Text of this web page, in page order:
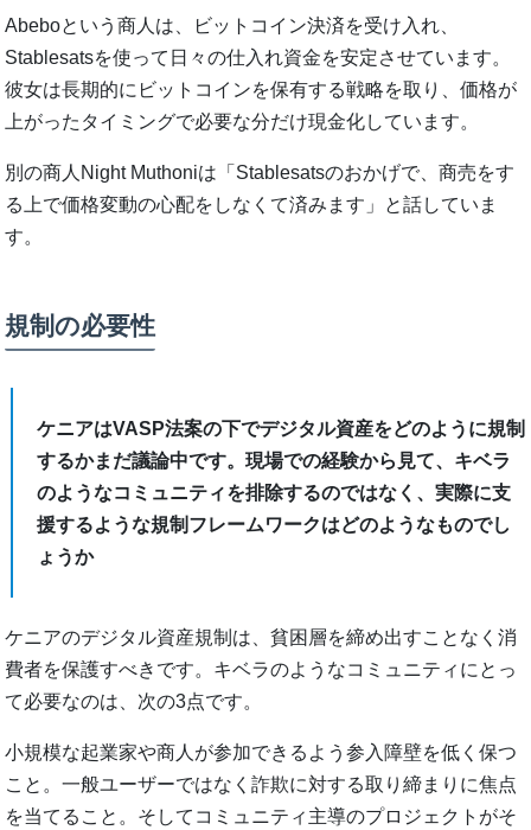
Abeboという商人は、ビットコイン決済を受け入れ、
Stablesatsを使って日々の仕入れ資金を安定させています。
彼女は長期的にビットコインを保有する戦略を取り、価格が
上がったタイミングで必要な分だけ現金化しています。
別の商人Night Muthoniは「Stablesatsのおかげで、商売をす
る上で価格変動の心配をしなくて済みます」と話していま
す。
規制の必要性
ケニアはVASP法案の下でデジタル資産をどのように規制
するかまだ議論中です。現場での経験から見て、キベラ
のようなコミュニティを排除するのではなく、実際に支
援するような規制フレームワークはどのようなものでし
ょうか
ケニアのデジタル資産規制は、貧困層を締め出すことなく消
費者を保護すべきです。キベラのようなコミュニティにとっ
て必要なのは、次の3点です。
小規模な起業家や商人が参加できるよう参入障壁を低く保つ
こと。一般ユーザーではなく詐欺に対する取り締まりに焦点
を当てること。そしてコミュニティ主導のプロジェクトがそ